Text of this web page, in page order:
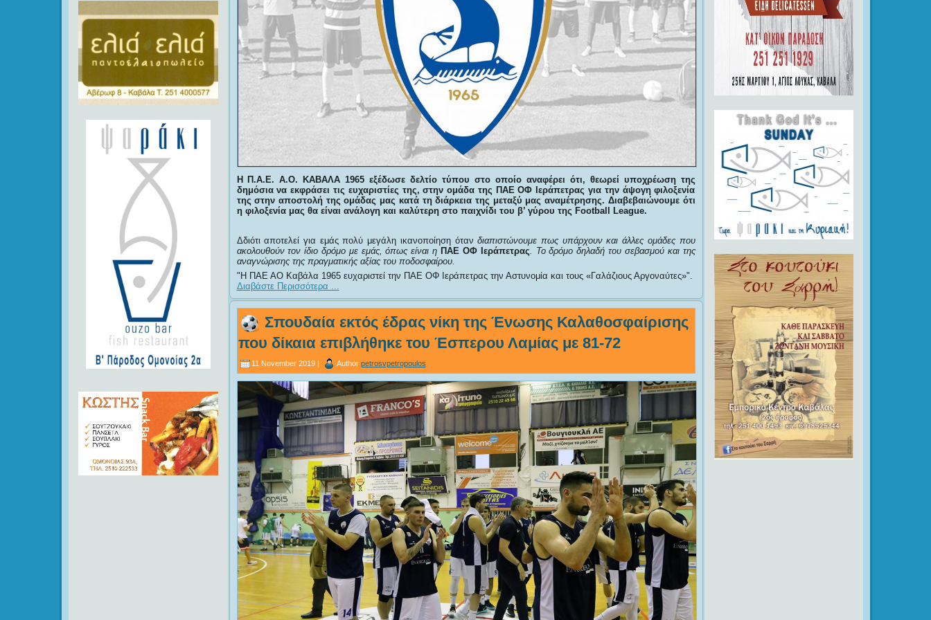
Η Π.Α.Ε. Α.Ο. ΚΑΒΑΛΑ 1965 εξέδωσε δελτίο τύπου στο οποίο αναφέρει ότι, θεωρεί υποχρέωση της
δημόσια να εκφράσει τις ευχαριστίες της, στην ομάδα της ΠΑΕ ΟΦ Ιεράπετρας για την άψογη φιλοξενία
της στην αποστολή της ομάδας μας κατά τη διάρκεια της μεταξύ μας αναμέτρησης. Διαβεβαιώνουμε ότι
η φιλοξενία μας θα είναι ανάλογη και καλύτερη στο παιχνίδι του β’ γύρου της Football League.
Δδιότι αποτελεί για εμάς πολύ μεγάλη ικανοποίηση ότανδιαπιστώνουμε πως υπάρχουν και άλλες ομάδες που
ακολουθούν τον ίδιο δρόμο με εμάς, όπως είναι η ΠΑΕ ΟΦ Ιεράπετρας
Το δρόμο δηλαδή του σεβασμού και της
αναγνώρισης της πραγματικής αξίας του ποδοσφαίρου.
Η ΠΑΕ ΑΟ Καβάλα 1965 ευχαριστεί την ΠΑΕ ΟΦ Ιεράπετρας την Αστυνομία και τους «Γαλάζιους Αργοναύτες» .
Διαβάστε Περισσότερα ...
Σπουδαία εκτός έδρας νίκη της Ένωσης Καλαθοσφαίρισης
που δίκαια επιβλήθηκε του Έσπερου Λαμίας με 81-72
11 November 2019 | Author petrosvpetropoulos